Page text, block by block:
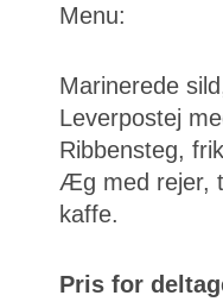
Menu:
Marinerede
Leverpostej
Ribbensteg,
Æg med rejer,
kaffe.
Pris for